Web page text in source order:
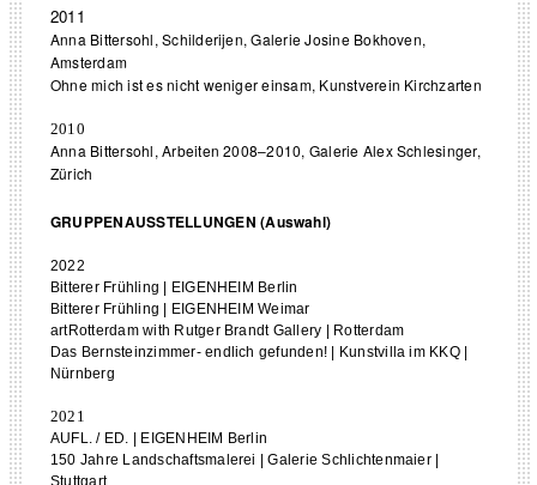
2011
Anna Bittersohl, Schilderijen, Galerie Josine Bokhoven,
Amsterdam
Ohne mich ist es nicht weniger einsam, Kunstverein Kirchzarten
2010
Anna Bittersohl, Arbeiten 2008–2010, Galerie Alex Schlesinger,
Zürich
GRUPPENAUSSTELLUNGEN (Auswahl)
2022
Bitterer Frühling | EIGENHEIM Berlin
Bitterer Frühling | EIGENHEIM Weimar
artRotterdam with Rutger Brandt Gallery | Rotterdam
Das Bernsteinzimmer- endlich gefunden! | Kunstvilla im KKQ |
Nürnberg
2021
AUFL. / ED. | EIGENHEIM Berlin
150 Jahre Landschaftsmalerei | Galerie Schlichtenmaier |
Stuttgart